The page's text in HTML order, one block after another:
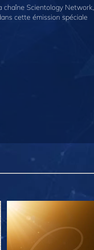
Scientology Network,
cette émission spéciale